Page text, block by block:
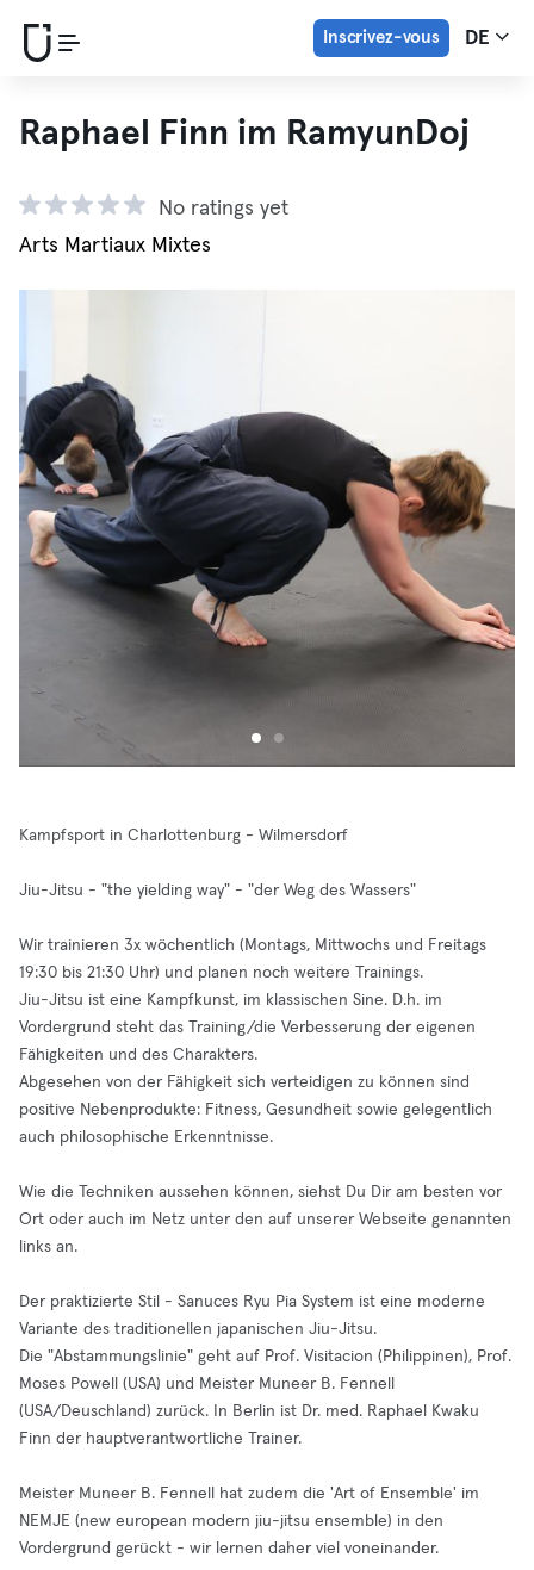
Inscrivez-vous DE
Raphael Finn im RamyunDoj
No ratings yet
Arts Martiaux Mixtes
Kampfsport in Charlottenburg - Wilmersdorf
Jiu-Jitsu - "the yielding way" - "der Weg des Wassers"
Wir trainieren 3x wöchentlich (Montags, Mittwochs und Freitags
19:30 bis 21:30 Uhr) und planen noch weitere Trainings.
Jiu-Jitsu ist eine Kampfkunst, im klassischen Sine. D.h. im
Vordergrund steht das Training/die Verbesserung der eigenen
Fähigkeiten und des Charakters.
Abgesehen von der Fähigkeit sich verteidigen zu können sind
positive Nebenprodukte: Fitness, Gesundheit sowie gelegentlich
auch philosophische Erkenntnisse.
Wie die Techniken aussehen können, siehst Du Dir am besten vor
Ort oder auch im Netz unter den auf unserer Webseite genannten
links an.
Der praktizierte Stil - Sanuces Ryu Pia System ist eine moderne
Variante des traditionellen japanischen Jiu-Jitsu.
Die "Abstammungslinie" geht auf Prof. Visitacion (Philippinen), Prof.
Moses Powell (USA) und Meister Muneer B. Fennell
(USA/Deuschland) zurück. In Berlin ist Dr. med. Raphael Kwaku
Finn der hauptverantwortliche Trainer.
Meister Muneer B. Fennell hat zudem die 'Art of Ensemble' im
NEMJE (new european modern jiu-jitsu ensemble) in den
Vordergrund gerückt - wir lernen daher viel voneinander.